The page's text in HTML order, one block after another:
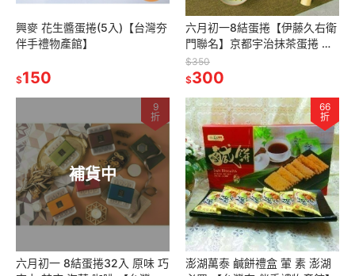
興麥 花生醬蛋捲(5入)【台灣夯
伴手禮物產館】
$150
六月初一8結蛋捲【伊藤久右衛
門聯名】京都宇治抹茶蛋捲 限
量售完為止【台灣夯 伴手禮物
產館】
$350
$300
補貨中
9
折
六月初一 8結蛋捲32入 原味 巧
66
折
澎湖萬泰 鹹餅禮盒 葷 素 澎湖